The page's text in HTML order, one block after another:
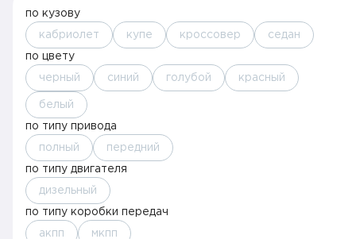
по кузову
кабриолет купе кроссовер седан
по цвету
черный синий голубой красный
белый
по типу привода
полный передний
по типу двигателя
дизельный
по типу коробки передач
акпп мкпп